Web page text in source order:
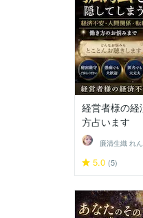
経営者様の経
方占います
廉清生織 れ
5.0 (5)